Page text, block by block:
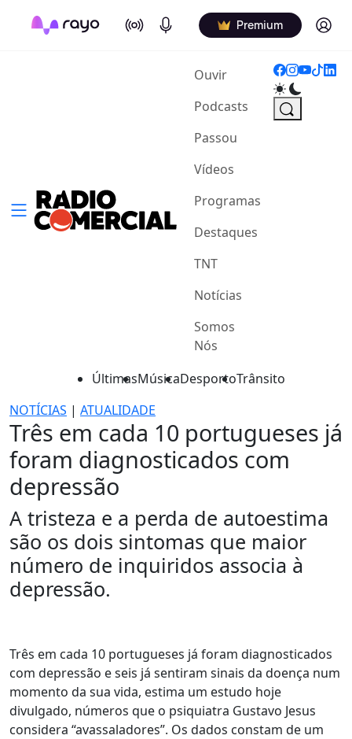
On Air Podcasts Premium Log in
Ouvir(current)
Podcasts
Passou
Vídeos
Programas
Destaques
TNT
Notícias
Somos
Nós
ÚltimasMúsicaDesportoTrânsito
NOTÍCIAS | ATUALIDADE
Três em cada 10 portugueses já
foram diagnosticados com
depressão
A tristeza e a perda de autoestima
são os dois sintomas que maior
número de inquiridos associa à
depressão.
Três em cada 10 portugueses já foram diagnosticados
com depressão e seis já sentiram sinais da doença num
momento da sua vida, estima um estudo hoje
divulgado, números que o psiquiatra Gustavo Jesus
considera “avassaladores”. Os dados constam de um